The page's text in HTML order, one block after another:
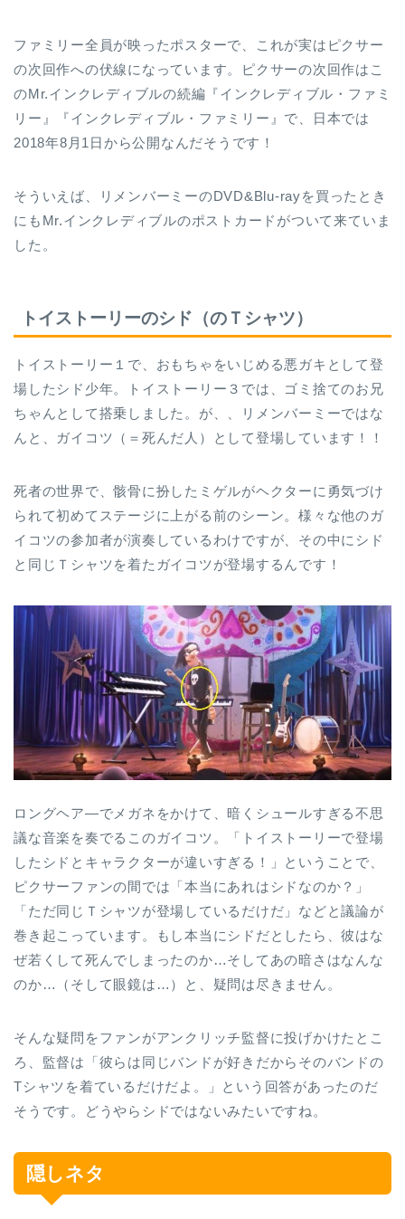
ファミリー全員が映ったポスターで、これが実はピクサー
の次回作への伏線になっています。ピクサーの次回作はこ
のMr.インクレディブルの続編『インクレディブル・ファミ
リー』『インクレディブル・ファミリー』で、日本では
2018年8月1日から公開なんだそうです！
そういえば、リメンバーミーのDVD&Blu-rayを買ったとき
にもMr.インクレディブルのポストカードがついて来ていま
した。
トイストーリーのシド（のＴシャツ）
トイストーリー１で、おもちゃをいじめる悪ガキとして登
場したシド少年。トイストーリー３では、ゴミ捨てのお兄
ちゃんとして搭乗しました。が、、リメンバーミーではな
んと、ガイコツ（＝死んだ人）として登場しています！！
死者の世界で、骸骨に扮したミゲルがヘクターに勇気づけ
られて初めてステージに上がる前のシーン。様々な他のガ
イコツの参加者が演奏しているわけですが、その中にシド
と同じＴシャツを着たガイコツが登場するんです！
ロングヘア―でメガネをかけて、暗くシュールすぎる不思
議な音楽を奏でるこのガイコツ。「トイストーリーで登場
したシドとキャラクターが違いすぎる！」ということで、
ピクサーファンの間では「本当にあれはシドなのか？」
「ただ同じＴシャツが登場しているだけだ」などと議論が
巻き起こっています。もし本当にシドだとしたら、彼はな
ぜ若くして死んでしまったのか…そしてあの暗さはなんな
のか…（そして眼鏡は…）と、疑問は尽きません。
そんな疑問をファンがアンクリッチ監督に投げかけたとこ
ろ、監督は「彼らは同じバンドが好きだからそのバンドの
Tシャツを着ているだけだよ。」という回答があったのだ
そうです。どうやらシドではないみたいですね。
隠しネタ